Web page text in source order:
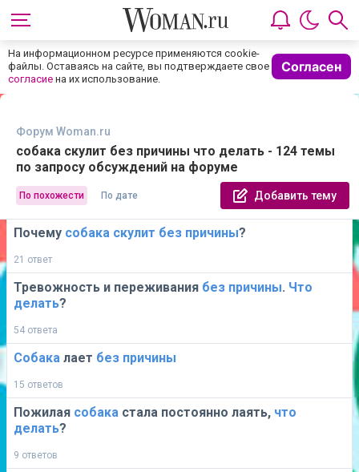
На информационном ресурсе применяются cookie-
файлы. Оставаясь на сайте, вы подтверждаете свое
согласие на их использование.
Согласен
Форум Woman.ru
собака скулит без причины что делать - 124 темы
по запросу обсуждений на форуме
По похожести По дате Добавить тему
Почему собака скулит без причины?
21 ответ
Тревожность и переживания без причины. Что
делать?
54 ответа
Собака лает без причины
15 ответов
Пожилая собака стала постоянно лаять, что
делать?
9 ответов